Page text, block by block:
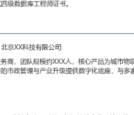
领域的平台服务商，团队规